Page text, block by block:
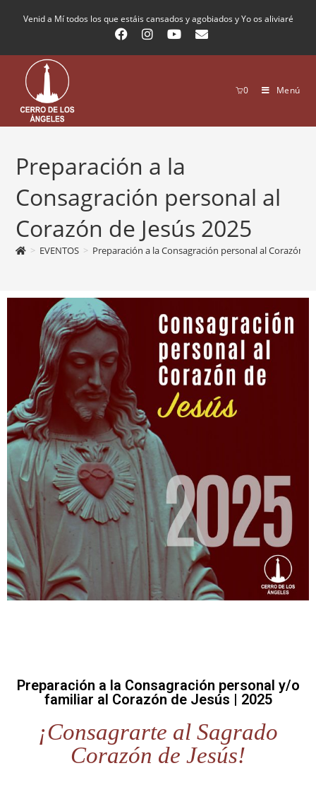
Venid a Mí todos los que estáis cansados y agobiados y Yo os aliviaré
0 Menú
Preparación a la
Consagración personal al
Corazón de Jesús 2025
> EVENTOS > Preparación a la Consagración personal al Corazón
Preparación a la Consagración personal y/o
familiar al Corazón de Jesús | 2025
¡Consagrarte al Sagrado
Corazón de Jesús!